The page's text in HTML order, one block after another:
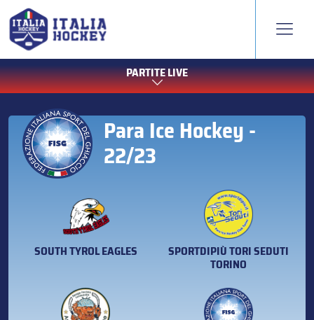
PARTITE LIVE
Para Ice Hockey -
22/23
SOUTH TYROL EAGLES SPORTDIPIÙ TORI SEDUTI
TORINO